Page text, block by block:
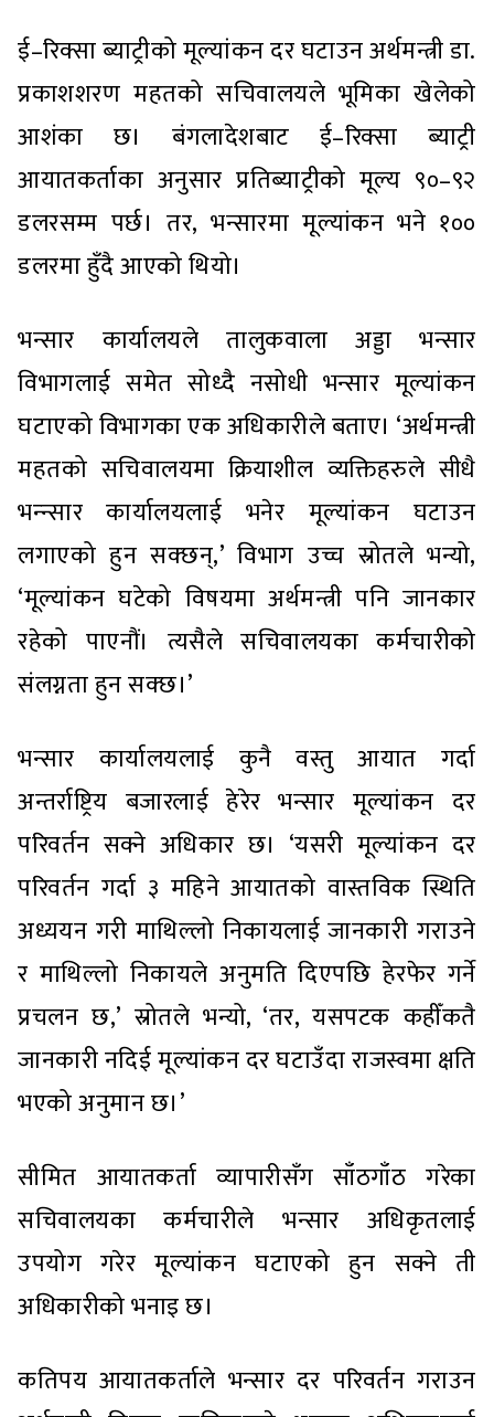
ई–रिक्सा ब्याट्रीको मूल्यांकन दर घटाउन अर्थमन्त्री डा.
प्रकाशशरण महतको सचिवालयले भूमिका खेलेको
आशंका छ। बंगलादेशबाट ई–रिक्सा ब्याट्री
आयातकर्ताका अनुसार प्रतिब्याट्रीको मूल्य ९०–९२
डलरसम्म पर्छ। तर, भन्सारमा मूल्यांकन भने १००
डलरमा हुँदै आएको थियो।
भन्सार कार्यालयले तालुकवाला अड्डा भन्सार
विभागलाई समेत सोध्दै नसोधी भन्सार मूल्यांकन
घटाएको विभागका एक अधिकारीले बताए। ‘अर्थमन्त्री
महतको सचिवालयमा क्रियाशील व्यक्तिहरुले सीधै
भन्न्सार कार्यालयलाई भनेर मूल्यांकन घटाउन
लगाएको हुन सक्छन्,’ विभाग उच्च स्रोतले भन्यो,
‘मूल्यांकन घटेको विषयमा अर्थमन्त्री पनि जानकार
रहेको पाएनौं। त्यसैले सचिवालयका कर्मचारीको
संलग्नता हुन सक्छ।’
भन्सार कार्यालयलाई कुनै वस्तु आयात गर्दा
अन्तर्राष्ट्रिय बजारलाई हेरेर भन्सार मूल्यांकन दर
परिवर्तन सक्ने अधिकार छ। ‘यसरी मूल्यांकन दर
परिवर्तन गर्दा ३ महिने आयातको वास्तविक स्थिति
अध्ययन गरी माथिल्लो निकायलाई जानकारी गराउने
र माथिल्लो निकायले अनुमति दिएपछि हेरफेर गर्ने
प्रचलन छ,’ स्रोतले भन्यो, ‘तर, यसपटक कहीँकतै
जानकारी नदिई मूल्यांकन दर घटाउँदा राजस्वमा क्षति
भएको अनुमान छ।’
सीमित आयातकर्ता व्यापारीसँग साँठगाँठ गरेका
सचिवालयका कर्मचारीले भन्सार अधिकृतलाई
उपयोग गरेर मूल्यांकन घटाएको हुन सक्ने ती
अधिकारीको भनाइ छ।
कतिपय आयातकर्ताले भन्सार दर परिवर्तन गराउन